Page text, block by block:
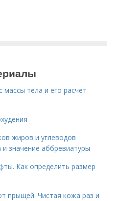
тела и его расчет
жиров и углеводов
значение аббревиатуры
Как определить размер
прыщей. Чистая кожа раз и